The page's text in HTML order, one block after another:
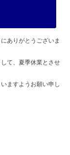
ありがとうございま
て、夏季休業とさせ
ますようお願い申し